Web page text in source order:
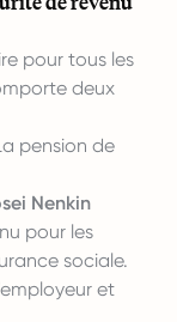
pour tous les
deux
pension de
Nenkin
pour les
sociale.
et